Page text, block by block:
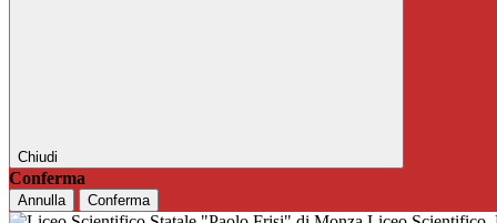
Chiudi
Conferma
Annulla Conferma